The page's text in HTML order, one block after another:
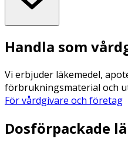
Handla som
Vi erbjuder läkemedel,
förbrukningsmaterial och
För vårdgivare och företag
Dosförpackade